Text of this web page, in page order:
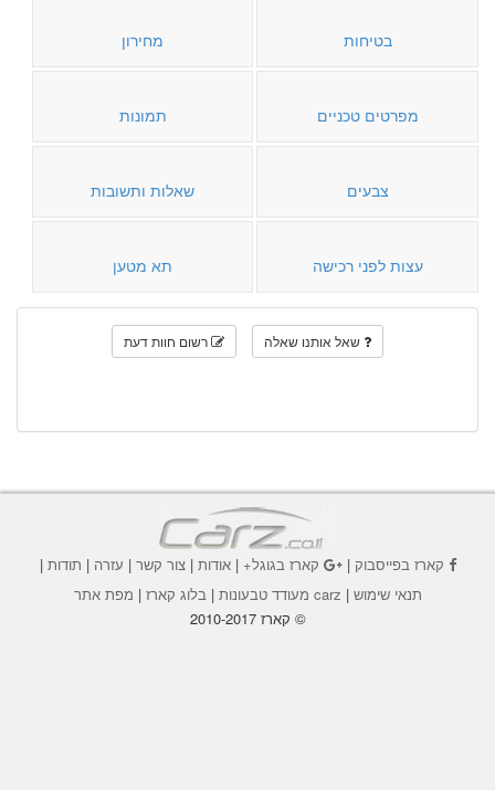
בטיחות מחירון
מפרטים טכניים תמונות
צבעים שאלות ותשובות
עצות לפני רכישה תא מטען
שאל אותנו שאלה רשום חוות דעת
קארז בפייסבוק| קארז בגוגל+|אודות |צור קשר | עזרה | תודות |
תנאי שימוש | carz מעודד טבעונות | בלוג קארז | מפת אתר
© קארז 2010-2017